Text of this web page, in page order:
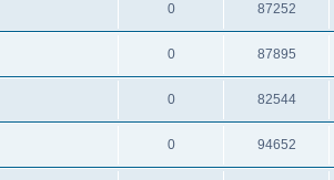
0 87252
0 87895
0 82544
0 94652